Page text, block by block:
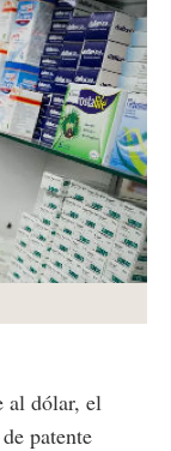
al dólar, el
patente